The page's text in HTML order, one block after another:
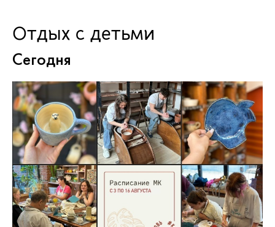
Отдых с детьми
Сегодня